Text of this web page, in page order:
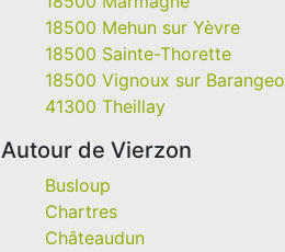
18500 Mehun sur Yèvre
18500 Sainte-Thorette
18500 Vignoux sur
41300 Theillay
Autour de Vierzon
Busloup
Chartres
Châteaudun